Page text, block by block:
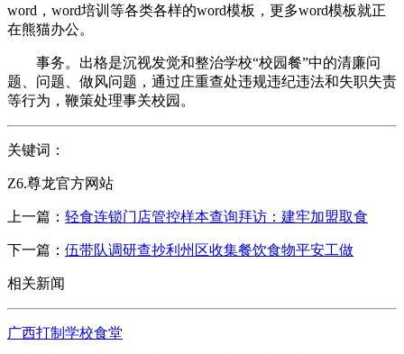
word，word培训等各类各样的word模板，更多word模板就正
在熊猫办公。
事务。出格是沉视发觉和整治学校“校园餐”中的清廉问
题、问题、做风问题，通过庄重查处违规违纪违法和失职失责
等行为，鞭策处理事关校园。
关键词：
Z6.尊龙官方网站
上一篇： 轻食连锁门店管控样本查询拜访：建牢加盟取食
下一篇： 伍带队调研查抄利州区收集餐饮食物平安工做
相关新闻
广西打制学校食堂